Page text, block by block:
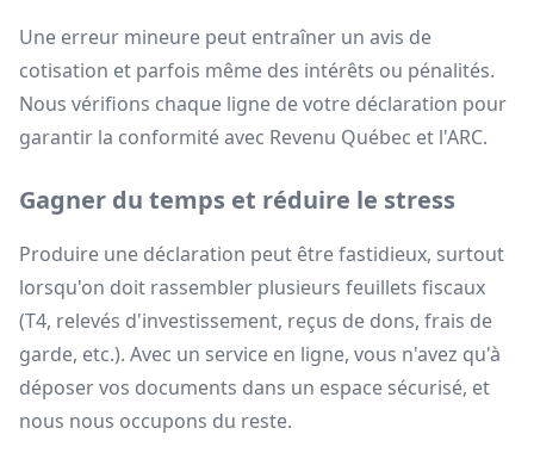
Une erreur mineure peut entraîner un avis de
cotisation et parfois même des intérêts ou pénalités.
Nous vérifions chaque ligne de votre déclaration pour
garantir la conformité avec Revenu Québec et l'ARC.
Gagner du temps et réduire le stress
Produire une déclaration peut être fastidieux, surtout
lorsqu'on doit rassembler plusieurs feuillets fiscaux
(T4, relevés d'investissement, reçus de dons, frais de
garde, etc.). Avec un service en ligne, vous n'avez qu'à
déposer vos documents dans un espace sécurisé, et
nous nous occupons du reste.